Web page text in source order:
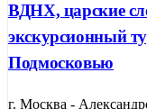
ВДНХ, царские
экскурсионный
Подмосковью
г. Москва -